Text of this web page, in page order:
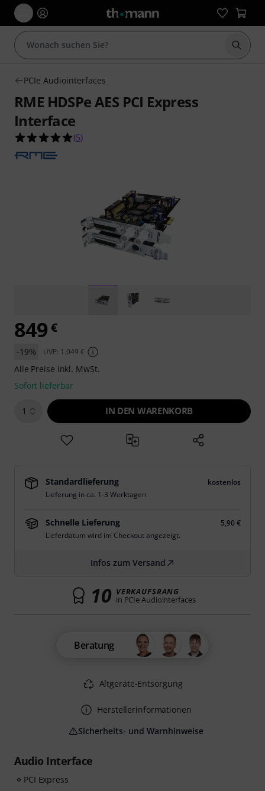
Suche
PCIe Audiointerfaces
RME HDSPe AES PCI Express
Interface
5.0 von 5 Sternen aus 5 Kundenbewertungen
(5)
Audio Interface
PCI Express
849 €
-19% UVP: 1.049 €
Alle Preise inkl. MwSt.
Sofort lieferbar
1 IN DEN WARENKORB
Standardlieferung
kostenlos
Lieferung in ca. 1-3 Werktagen
Schnelle Lieferung
5,90 €
Lieferdatum wird im Checkout angezeigt.
Infos zum Versand
10 VERKAUFSRANG
in PCIe Audiointerfaces
Beratung
Altgeräte-Entsorgung
Herstellerinformationen
Sicherheits- und Warnhinweise